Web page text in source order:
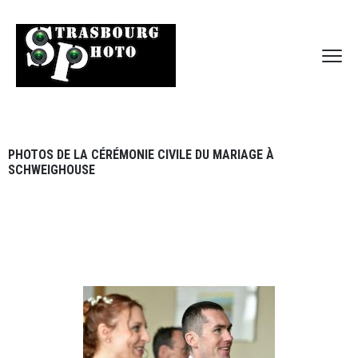
PHOTOS DE LA CÉRÉMONIE CIVILE DU MARIAGE À
SCHWEIGHOUSE